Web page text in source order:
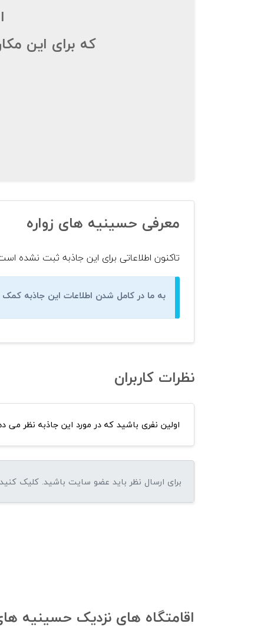
که برای این
معرفی حسینیه‌ های زواره
تاکنون اطلاعاتی برای این جاذبه ثبت نشده
به ما در کامل شدن اطلاعات این جاذبه کمک
نظرات کاربران
اولین نفری باشید که در مورد این جاذبه نظر می
اقامتگاه های نزدیک حسینیه‌